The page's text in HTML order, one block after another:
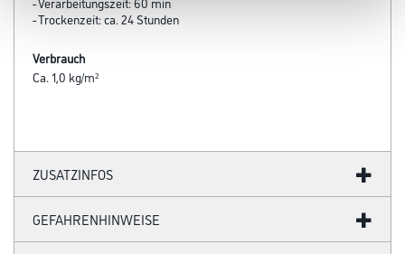
- Trockenzeit: ca. 24 Stunden
Verbrauch
Ca. 1,0 kg/m²
ZUSATZINFOS
GEFAHRENHINWEISE